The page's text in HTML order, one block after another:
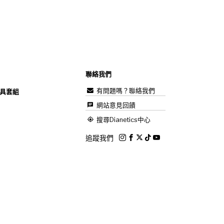
套組
聯絡我們
有問題嗎？聯絡我們
網站意見回饋
搜尋Dianetics中心
追蹤我們